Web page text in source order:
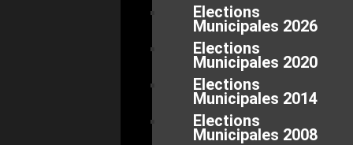
Elections
Municipales 2026
Elections
Municipales 2020
Elections
Municipales 2014
Elections
Municipales 2008